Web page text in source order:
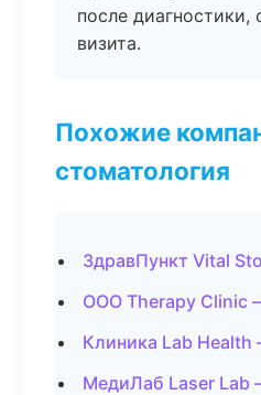
после диагностики,
визита.
Похожие
стоматология
ЗдравПункт Vital
ООО Therapy Clinic
Клиника Lab
МедиЛаб Laser Lab